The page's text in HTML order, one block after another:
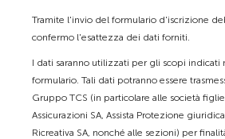
Tramite l'invio del formulario d'iscrizione
confermo l'esattezza dei dati forniti.
I dati saranno utilizzati per gli scopi indicati
formulario. Tali dati potranno essere
Gruppo TCS (in particolare alle società
Assicurazioni SA, Assista Protezione
Ricreativa SA, nonché alle sezioni) per